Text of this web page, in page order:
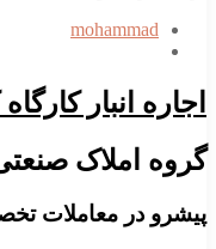
mohammad
اجاره انبار
گروه املاک
پیشرو در معاملات